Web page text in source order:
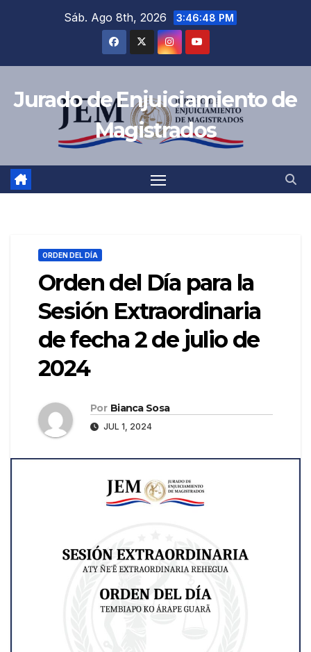
Sáb. Ago 8th, 2026 3:46:49 PM
Jurado de Enjuiciamiento de
Magistrados
ORDEN DEL DÍA
Orden del Día para la
Sesión Extraordinaria
de fecha 2 de julio de
2024
Por Bianca Sosa
JUL 1, 2024